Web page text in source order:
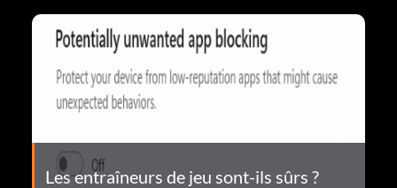
Les entraîneurs de jeu sont-ils sûrs ?